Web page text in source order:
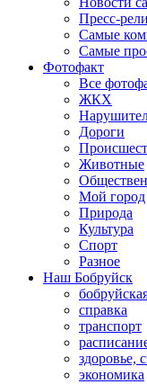
Пресс-
Самые
Самые
Фотофакт
Все
ЖКХ
Дороги
Животные
Мой город
Природа
Культура
Спорт
Разное
Наш Бобруйск
справка
транспорт
здоровье,
экономика